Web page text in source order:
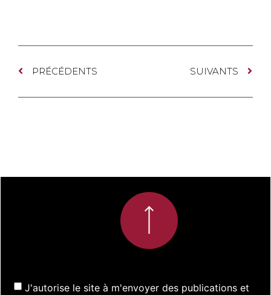
PRÉCÉDENTS SUIVANTS
J'autorise le site à m'envoyer des publications et